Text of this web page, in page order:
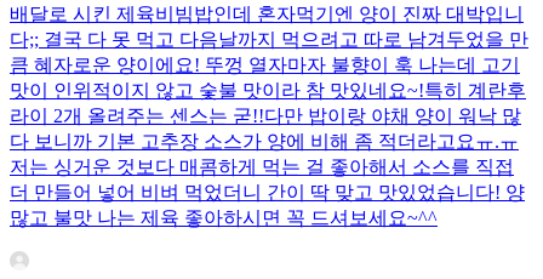
배달로 시킨 제육비빔밥인데 혼자먹기엔 양이 진짜 대박입니
다;; 결국 다 못 먹고 다음날까지 먹으려고 따로 남겨두었을 만
큼 혜자로운 양이에요! 뚜껑 열자마자 불향이 훅 나는데 고기
맛이 인위적이지 않고 숯불 맛이라 참 맛있네요~!특히 계란후
라이 2개 올려주는 센스는 굳!! ​다만 밥이랑 야채 양이 워낙 많
다 보니까 기본 고추장 소스가 양에 비해 좀 적더라고요ㅠ.ㅠ
저는 싱거운 것보다 매콤하게 먹는 걸 좋아해서 소스를 직접
더 만들어 넣어 비벼 먹었더니 간이 딱 맞고 맛있었습니다! 양
많고 불맛 나는 제육 좋아하시면 꼭 드셔보세요~^^